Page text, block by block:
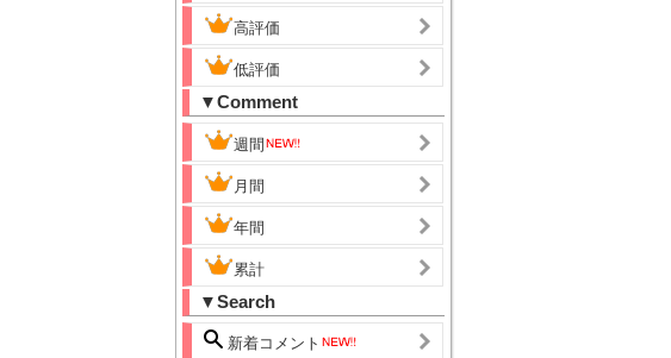
高評価
低評価
▼Comment
週間
月間
年間
累計
▼Search
新着コメント